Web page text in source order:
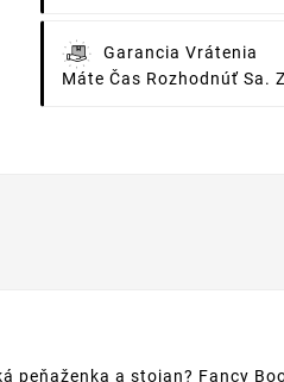
Garancia Vrátenia
Máte Čas Rozhodnúť Sa.
a stojan? Fancy